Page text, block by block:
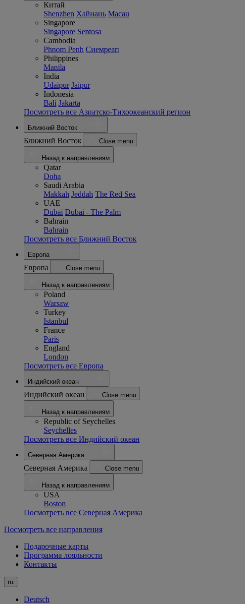
Китай
Shenzhen Хайнань Macau
Singapore
Singapore Sentosa
Cambodia
Phnom Penh Сиемреап
Philippines
Manila
India
Udaipur Jaipur
Indonesia
Bali Jakarta
Посмотреть все Азиатско-Тихоокеанский регион
Ближний Восток
Ближний Восток Close menu
Назад к направлениям
Qatar
Doha
Saudi Arabia
Makkah Jeddah The Red Sea
UAE
Dubai Dubai - The Palm
Bahrain
Bahrain
Посмотреть все Ближний Восток
Европа
Европа Close menu
Назад к направлениям
Poland
Warsaw
Turkey
Istanbul
France
Paris
England
London
Посмотреть все Европа
Индийский океан
Индийский океан Close menu
Назад к направлениям
Republic of Seychelles
Seychelles
Посмотреть все Индийский океан
Северная Америка
Северная Америка Close menu
Назад к направлениям
USA
Boston
Посмотреть все Северная Америка
Посмотреть все направления
Подарочные карты
Программа лояльности
Контакты
ru
Deutsch